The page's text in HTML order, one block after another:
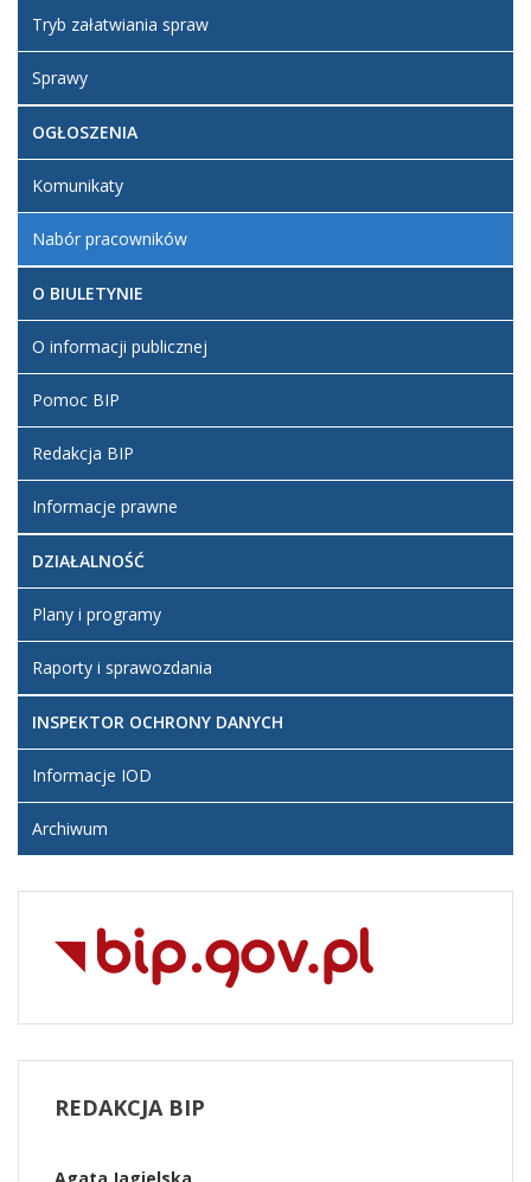
Tryb załatwiania spraw
Sprawy
OGŁOSZENIA
Komunikaty
Nabór pracowników
O BIULETYNIE
O informacji publicznej
Pomoc BIP
Redakcja BIP
Informacje prawne
DZIAŁALNOŚĆ
Plany i programy
Raporty i sprawozdania
INSPEKTOR OCHRONY DANYCH
Informacje IOD
Archiwum
REDAKCJABIP